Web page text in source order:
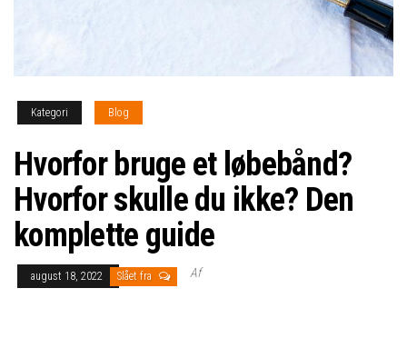
Kategori Blog
Hvorfor bruge et løbebånd?
Hvorfor skulle du ikke? Den
komplette guide
august 18, 2022 Slået fra Af